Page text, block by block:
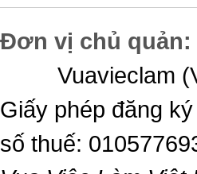
Đơn vị chủ quản:
Vuavieclam
Giấy phép đăng
số thuế: